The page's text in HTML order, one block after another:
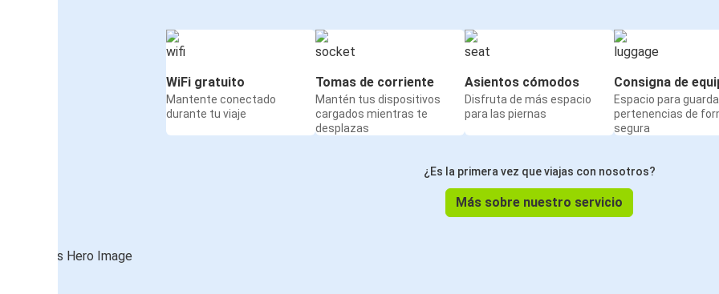
WiFi gratuito
Mantente conectado
durante tu viaje
Tomas de corriente
Mantén tus dispositivos
cargados mientras te
desplazas
Asientos cómodos
Disfruta de más espacio
para las piernas
Consigna de
Espacio para
pertenencias de
segura
¿Es la primera vez que viajas con nosotros?
Más sobre nuestro servicio